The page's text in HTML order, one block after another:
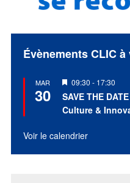
Évènements CLIC
MAR
30
Mis
en
avant
09:30 - 17:30
SAVE THE
Culture &
Voir le calendrier